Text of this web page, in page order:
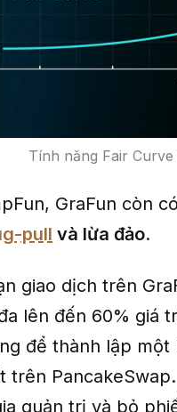
Tính năng Fair
GraFun còn
pull và lừa đảo.
giao dịch trên
lên đến 60% giá
để thành lập
trên
quản trị và bỏ